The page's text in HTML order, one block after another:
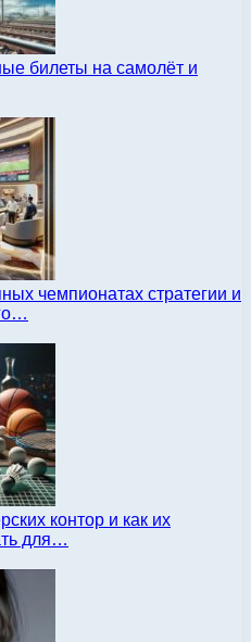
билеты на самолёт и
чемпионатах стратегии и
контор и как их
для…